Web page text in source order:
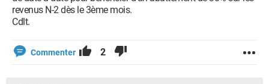
revenus N-2 dès le 3ème mois.
Cdlt.
Commenter 2